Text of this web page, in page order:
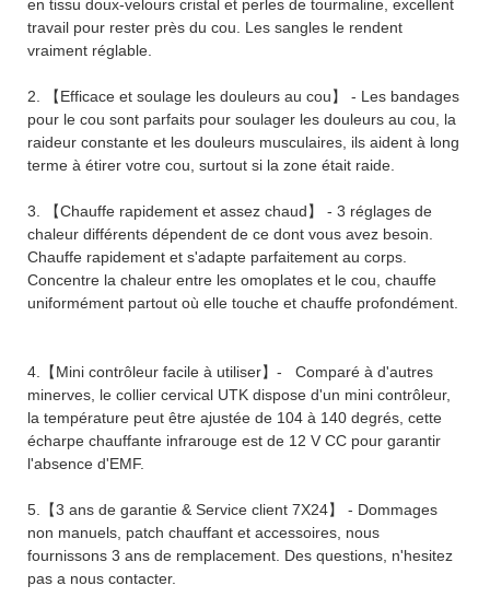
en tissu doux-velours cristal et perles de tourmaline, excellent
travail pour rester près du cou. Les sangles le rendent
vraiment réglable.
2. 【Efficace et soulage les douleurs au cou】 - Les bandages
pour le cou sont parfaits pour soulager les douleurs au cou, la
raideur constante et les douleurs musculaires, ils aident à long
terme à étirer votre cou, surtout si la zone était raide.
3. 【Chauffe rapidement et assez chaud】 - 3 réglages de
chaleur différents dépendent de ce dont vous avez besoin.
Chauffe rapidement et s'adapte parfaitement au corps.
Concentre la chaleur entre les omoplates et le cou, chauffe
uniformément partout où elle touche et chauffe profondément.
4.【Mini contrôleur facile à utiliser】- Comparé à d'autres
minerves, le collier cervical UTK dispose d'un mini contrôleur,
la température peut être ajustée de 104 à 140 degrés, cette
écharpe chauffante infrarouge est de 12 V CC pour garantir
l'absence d'EMF.
5.【3 ans de garantie & Service client 7X24】 - Dommages
non manuels, patch chauffant et accessoires, nous
fournissons 3 ans de remplacement. Des questions, n'hesitez
pas a nous contacter.